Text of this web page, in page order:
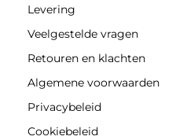
Levering
Veelgestelde vragen
Retouren en klachten
Algemene voorwaarden
Privacybeleid
Cookiebeleid